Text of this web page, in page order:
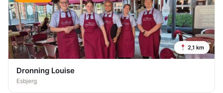
2,1 km
Dronning Louise
Esbjerg